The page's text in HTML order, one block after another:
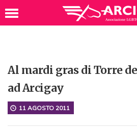
Al mardi gras di Torre
ad Arcigay
11 AGOSTO 2011